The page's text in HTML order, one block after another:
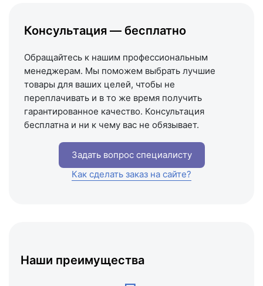
Схема проезда
Наши преимущества
Консультация — бесплатно
Обращайтесь к нашим профессиональным
менеджерам. Мы поможем выбрать лучшие
товары для ваших целей, чтобы не
переплачивать и в то же время получить
гарантированное качество. Консультация
бесплатна и ни к чему вас не обязывает.
Задать вопрос специалисту
Как сделать заказ на сайте?